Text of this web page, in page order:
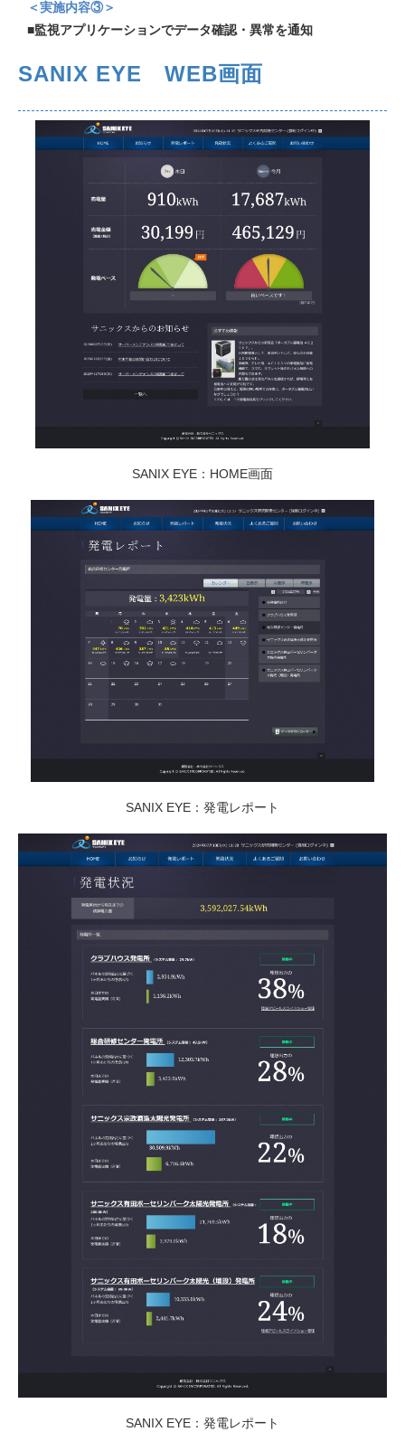
＜実施内容③＞
■監視アプリケーションでデータ確認・異常を通知
SANIX EYE WEB画面
SANIX EYE：HOME画面
SANIX EYE：発電レポート
SANIX EYE：発電レポート